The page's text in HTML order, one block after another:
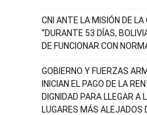
CNI ANTE LA MISIÓN DE LA
“DURANTE 53 DÍAS,
DE FUNCIONAR CON
GOBIERNO Y FUERZAS
INICIAN EL PAGO DE LA
DIGNIDAD PARA LLEGAR A
LUGARES MÁS ALEJADOS